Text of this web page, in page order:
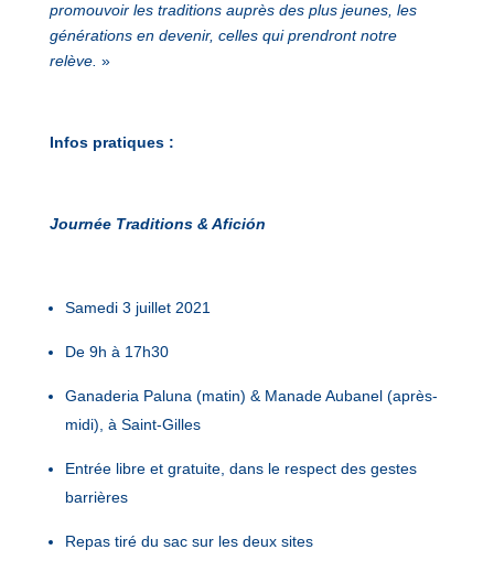
promouvoir les traditions auprès des plus jeunes, les
générations en devenir, celles qui prendront notre
relève. »
Infos pratiques :
Journée Traditions & Afición
Samedi 3 juillet 2021
De 9h à 17h30
Ganaderia Paluna (matin) & Manade Aubanel (après-
midi), à Saint-Gilles
Entrée libre et gratuite, dans le respect des gestes
barrières
Repas tiré du sac sur les deux sites